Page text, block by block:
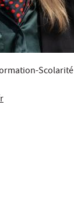
Scolarité